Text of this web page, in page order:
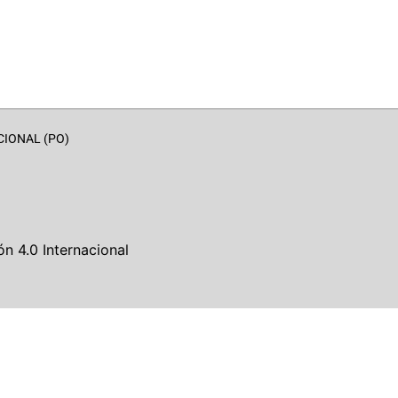
(PO)
4.0 Internacional